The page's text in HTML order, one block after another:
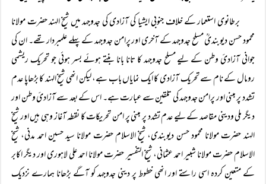
برطانوی استعمار کے خلاف جنوبی ایشیا کی آزادی کی جدوجہد میں شیخ الہند حضرت مولانا
محمود حسن دیوبندیؒ مسلح جدوجہد کے آخری اور پرامن جدوجہد کے پہلے علمبردار تھے۔ ان کی
جوانی آزادئ وطن کے لیے مسلح جدوجہد کا تانا بانا بنتے ہوئے بسر ہوئی جو تحریک ریشمی
رومال کے نام سے تحریک آزادی کا ایک نمایاں باب ہے، لیکن انھی شیخ الہند کا بڑھاپا عدم
تشدد پر مبنی اور پرامن جدوجہد کی تلقین سے عبارت ہے۔ اس کے بعد سے آزادئ وطن اور
دیگر ملی ودینی مقاصد کے لیے عدم تشدد پر مبنی پر امن تحریکات کا نقطہ آغاز وہی ہیں اور شیخ
الہند حضرت مولانا محمود حسن دیوبندی، شیخ الاسلام حضرت مولانا سید حسین احمد مدنی، شیخ
الاسلام حضرت مولانا شبیر احمد عثمانی، شیخ التفسیر حضرت مولانا احمد علی لاہوری اور دیگر اکابر
کے متعین کردہ اسی راستے اور انھی خطوط پر دینی جدوجہد کو آگے بڑھانا ہمارے نزدیک